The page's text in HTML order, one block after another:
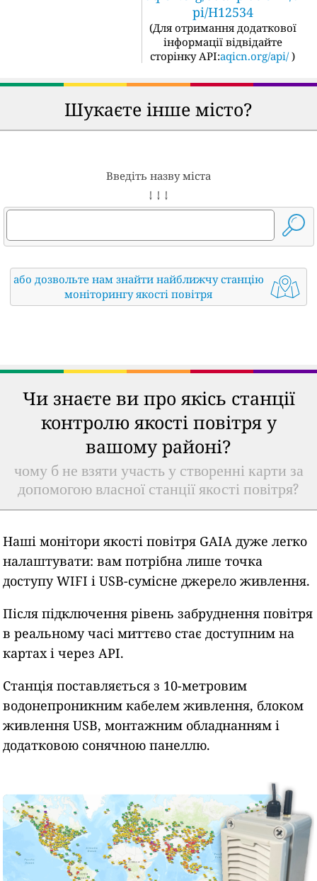
pi/H12534
(Для отримання додаткової
інформації відвідайте
сторінку API:aqicn.org/api/ )
Шукаєте інше місто?
Введіть назву міста
↓ ↓ ↓
або дозвольте нам знайти найближчу станцію
моніторингу якості повітря
Чи знаєте ви про якісь станції
контролю якості повітря у
вашому районі?
чому б не взяти участь у створенні карти за
допомогою власної станції якості повітря?
Наші монітори якості повітря GAIA дуже легко
налаштувати: вам потрібна лише точка
доступу WIFI і USB-сумісне джерело живлення.
Після підключення рівень забруднення повітря
в реальному часі миттєво стає доступним на
картах і через API.
Станція поставляється з 10-метровим
водонепроникним кабелем живлення, блоком
живлення USB, монтажним обладнанням і
додатковою сонячною панеллю.